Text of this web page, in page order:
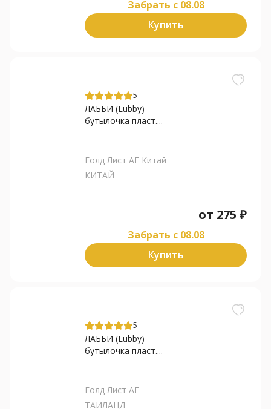
Забрать c 08.08
Купить
5
ЛАББИ (Lubby)
бутылочка пласт....
Голд Лист АГ Китай
КИТАЙ
от 275 ₽
Забрать c 08.08
Купить
5
ЛАББИ (Lubby)
бутылочка пласт....
Голд Лист АГ
ТАИЛАНД